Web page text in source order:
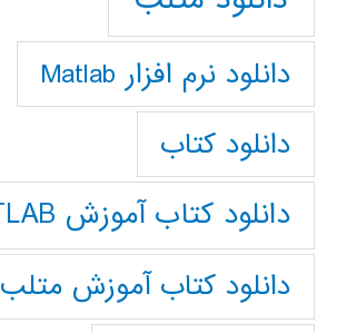
دانلود نرم افزار Matlab
دانلود کتاب
دانلود کتاب آموزش MATLAB
دانلود کتاب آموزش متلب